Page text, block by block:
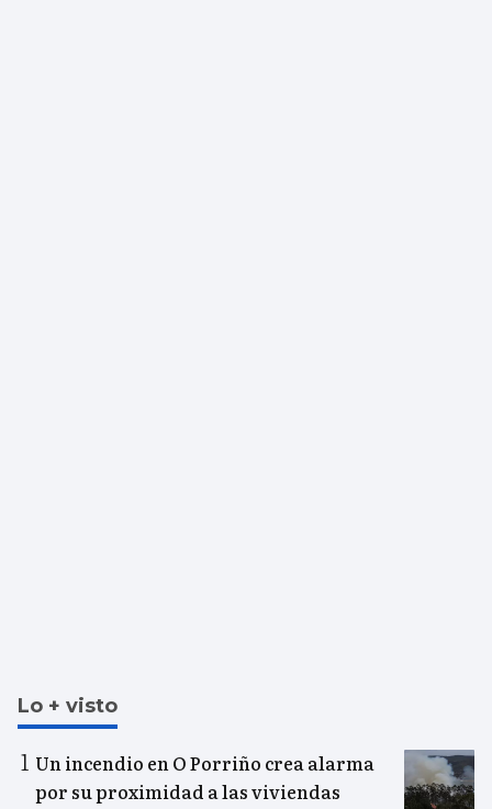
Lo + visto
Un incendio en O Porriño crea alarma
por su proximidad a las viviendas